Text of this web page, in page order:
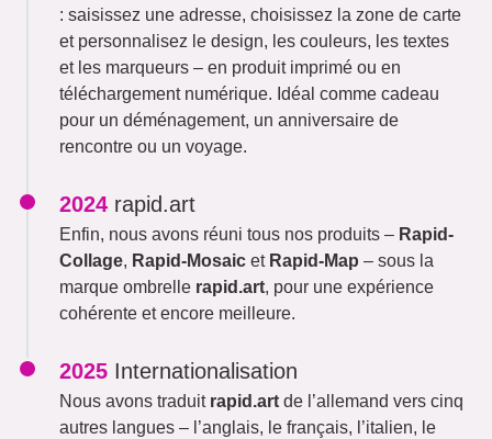
: saisissez une adresse, choisissez la zone de carte
et personnalisez le design, les couleurs, les textes
et les marqueurs – en produit imprimé ou en
téléchargement numérique. Idéal comme cadeau
pour un déménagement, un anniversaire de
rencontre ou un voyage.
2024 rapid.art
Enfin, nous avons réuni tous nos produits – Rapid-
Collage, Rapid-Mosaic et Rapid-Map – sous la
marque ombrelle rapid.art, pour une expérience
cohérente et encore meilleure.
2025 Internationalisation
Nous avons traduit rapid.art de l’allemand vers cinq
autres langues – l’anglais, le français, l’italien, le